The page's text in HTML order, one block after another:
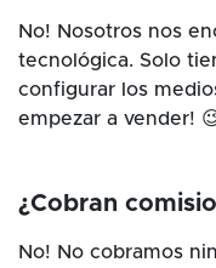
No! Nosotros nos
tecnológica. Solo
configurar los
empezar a vender!
¿Cobran
No! No cobramos